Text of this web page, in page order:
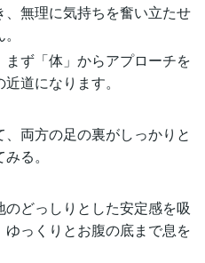
無理に気持ちを奮い立たせ
ず「体」からアプローチを
道になります。
両方の足の裏がしっかりと
る。
どっしりとした安定感を吸
っくりとお腹の底まで息を